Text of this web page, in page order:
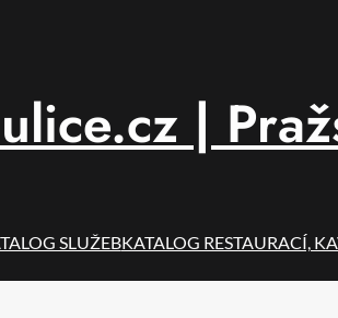
|
SLUŽEBKATALOG RESTAURACÍ,